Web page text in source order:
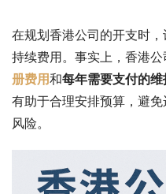
在规划香港公司的开支时
持续费用。事实上，香港公
册费用和每年需要支付的维
有助于合理安排预算，避
风险。